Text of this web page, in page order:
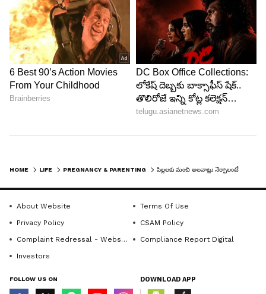
ఇతరులు చెప్పేది వినండి
పిల్లవాడు ఇతరుల విషయాలను వినాలన్నా, వారి చెప్పేది
HOME LIFE PREGNANCY & PARENTING
About Website
Terms Of Use
Privacy Policy
CSAM Policy
Complaint Redressal - Website
Compliance Report Digital
Investors
FOLLOW US ON DOWNLOAD APP